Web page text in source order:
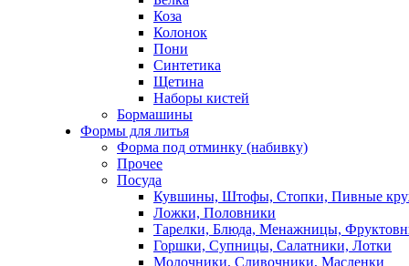
Коза
Колонок
Пони
Синтетика
Щетина
Наборы кистей
Бормашины
Формы для литья
Форма под отминку (набивку)
Прочее
Посуда
Кувшины, Штофы, Стопки, Пивные
Ложки, Половники
Тарелки, Блюда, Менажницы,
Горшки, Супницы, Салатники, Лотки
Молочники, Сливочники, Масленки